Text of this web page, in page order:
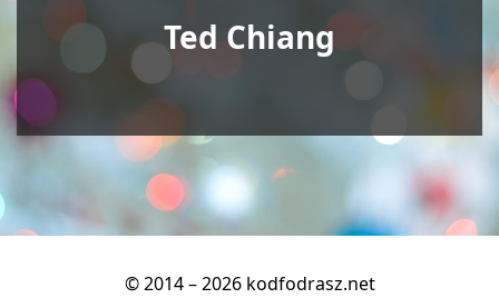
Ted Chiang
© 2014 – 2026 kodfodrasz.net